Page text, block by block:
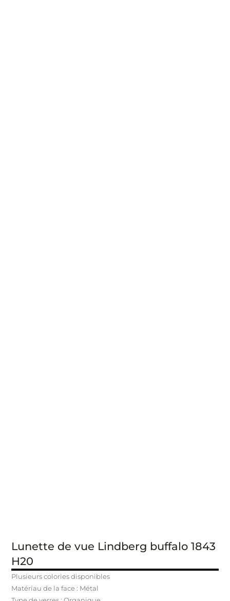
Lunette de vue Lindberg buffalo 1843
H20
Plusieurs colories disponibles
Matériau de la face : Métal